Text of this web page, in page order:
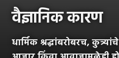
वैज्ञानिक कारण
धार्मिक श्रद्धांबरोबरच,